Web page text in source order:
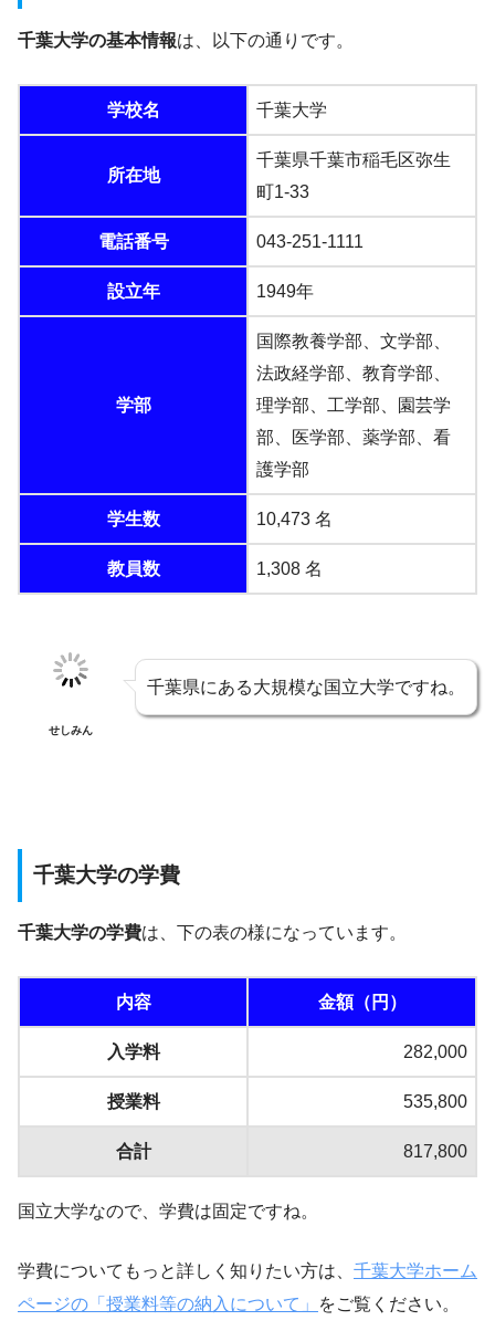
千葉大学の基本情報は、以下の通りです。
学校名 千葉大学
所在地
千葉県千葉市稲毛区弥生
町1-33
電話番号 043-251-1111
設立年 1949年
学部
国際教養学部、文学部、
法政経学部、教育学部、
理学部、工学部、園芸学
部、医学部、薬学部、看
護学部
学生数 10,473 名
教員数 1,308 名
せしみん
千葉県にある大規模な国立大学ですね。
千葉大学の学費
千葉大学の学費は、下の表の様になっています。
内容 金額（円）
入学料 282,000
授業料 535,800
合計 817,800
国立大学なので、学費は固定ですね。
学費についてもっと詳しく知りたい方は、 千葉大学ホーム
ページの「授業料等の納入について」
をご覧ください。